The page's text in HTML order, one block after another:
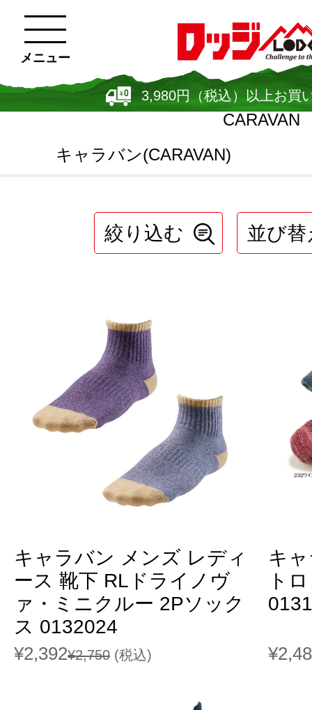
3,980円（税込）以上お買
メニュー
CARAVAN
キャラバン(CARAVAN)
絞り込む 並び替
キャラバン メンズ レディ
ース 靴下 RLドライノヴ
ァ・ミニクルー 2Pソック
ス 0132024
¥2,392¥2,750 (税込)
キ
ト